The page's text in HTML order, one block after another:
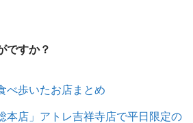
ですか？
べ歩いたお店まとめ
本店」アトレ吉祥寺店で平日限定の